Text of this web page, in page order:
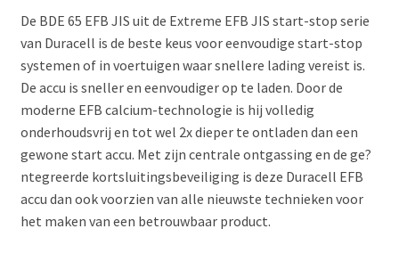
De BDE 65 EFB JIS uit de Extreme EFB JIS start-stop serie
van Duracell is de beste keus voor eenvoudige start-stop
systemen of in voertuigen waar snellere lading vereist is.
De accu is sneller en eenvoudiger op te laden. Door de
moderne EFB calcium-technologie is hij volledig
onderhoudsvrij en tot wel 2x dieper te ontladen dan een
gewone start accu. Met zijn centrale ontgassing en de ge?
ntegreerde kortsluitingsbeveiliging is deze Duracell EFB
accu dan ook voorzien van alle nieuwste technieken voor
het maken van een betrouwbaar product.